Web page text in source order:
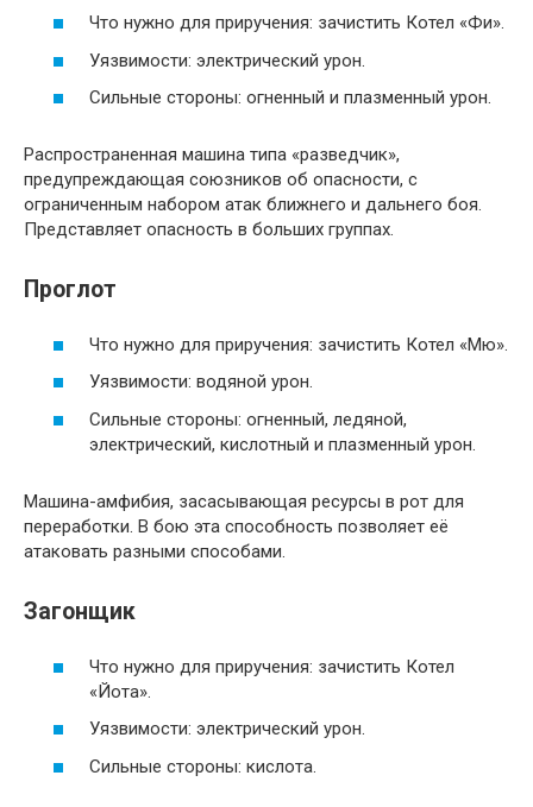
Что нужно для приручения: зачистить Котел «Фи».
Уязвимости: электрический урон.
Сильные стороны: огненный и плазменный урон.
Распространенная машина типа «разведчик»,
предупреждающая союзников об опасности, с
ограниченным набором атак ближнего и дальнего боя.
Представляет опасность в больших группах.
Проглот
Что нужно для приручения: зачистить Котел «Мю».
Уязвимости: водяной урон.
Сильные стороны: огненный, ледяной,
электрический, кислотный и плазменный урон.
Машина-амфибия, засасывающая ресурсы в рот для
переработки. В бою эта способность позволяет её
атаковать разными способами.
Загонщик
Что нужно для приручения: зачистить Котел
«Йота».
Уязвимости: электрический урон.
Сильные стороны: кислота.